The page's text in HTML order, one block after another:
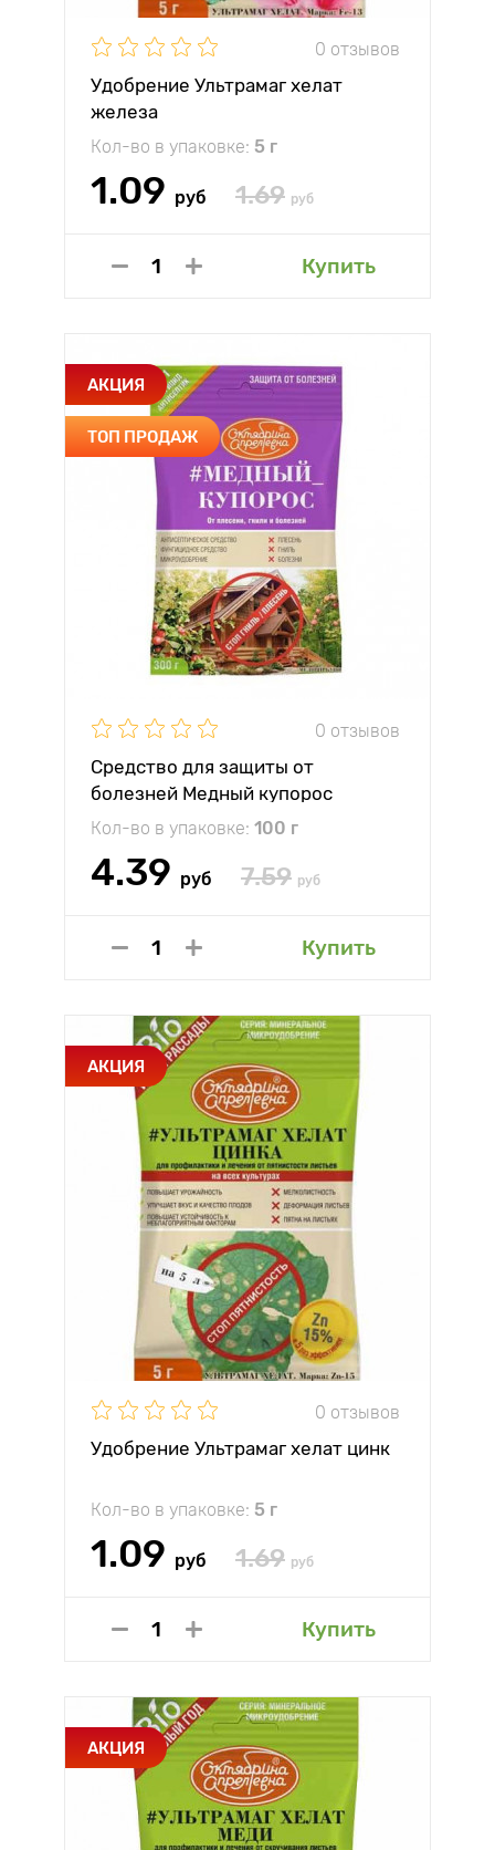
0 отзывов
Удобрение Ультрамаг хелат
железа
Кол-во в упаковке: 5 г
1.09 руб 1.69 руб
Купить
АКЦИЯ
ТОП ПРОДАЖ
0 отзывов
Средство для защиты от
болезней Медный купорос
Зеленая Аптека
Кол-во в упаковке: 100 г
4.39 руб 7.59 руб
Купить
АКЦИЯ
0 отзывов
Удобрение Ультрамаг хелат цинк
Кол-во в упаковке: 5 г
1.09 руб 1.69 руб
Купить
АКЦИЯ